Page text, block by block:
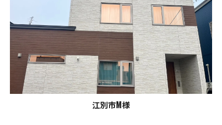
江別市M様